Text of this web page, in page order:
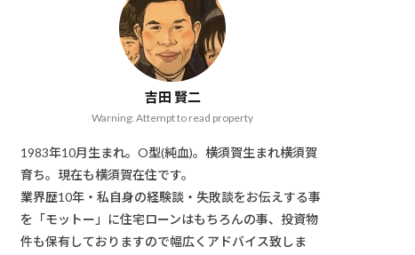
吉田 賢二
Warning: Attempt to read property
1983年10月生まれ。O型(純血)。横須賀生まれ横須賀
育ち。現在も横須賀在住です。
業界歴10年・私自身の経験談・失敗談をお伝えする事
を「モットー」に住宅ローンはもちろんの事、投資物
件も保有しておりますので幅広くアドバイス致しま